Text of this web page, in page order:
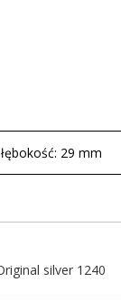
29 mm
silver 1240